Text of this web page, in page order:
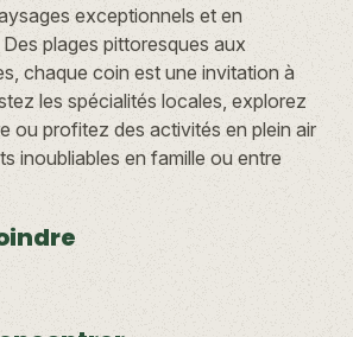
exceptionnels et en
plages pittoresques aux
chaque coin est une invitation à
les spécialités locales, explorez
ou profitez des activités en plein air
inoubliables en famille ou entre